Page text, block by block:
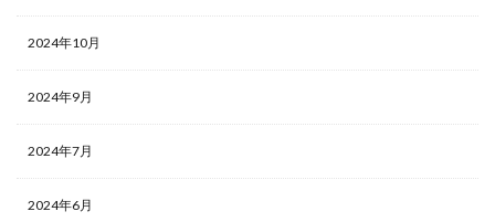
2024年10月
2024年9月
2024年7月
2024年6月
Twitter
SDS法
ストーリー
ダイレクトスカウト
メンター